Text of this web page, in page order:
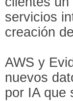
servicios
creación
AWS y
nuevos
por IA que